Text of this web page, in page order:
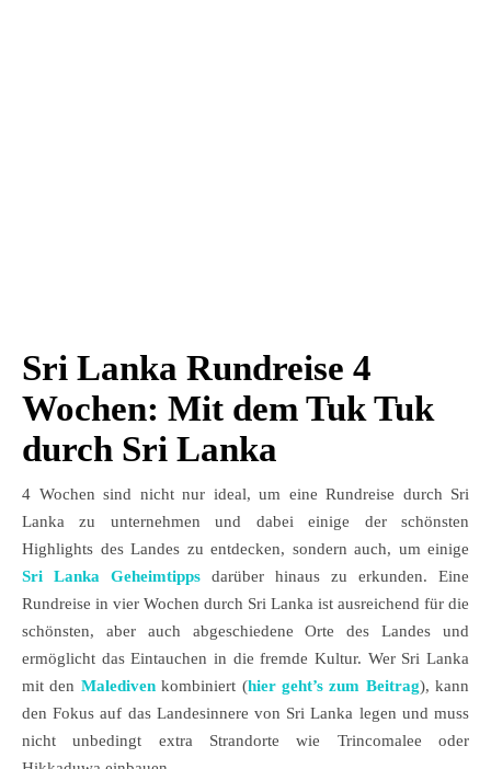
Sri Lanka Rundreise 4
Wochen: Mit dem Tuk Tuk
durch Sri Lanka
4 Wochen sind nicht nur ideal, um eine Rundreise durch Sri
Lanka zu unternehmen und dabei einige der schönsten
Highlights des Landes zu entdecken, sondern auch, um einige
Sri Lanka Geheimtipps darüber hinaus zu erkunden. Eine
Rundreise in vier Wochen durch Sri Lanka ist ausreichend für die
schönsten, aber auch abgeschiedene Orte des Landes und
ermöglicht das Eintauchen in die fremde Kultur. Wer Sri Lanka
mit den Maledivenkombiniert (hier geht’s zum Beitrag), kann
den Fokus auf das Landesinnere von Sri Lanka legen und muss
nicht unbedingt extra Strandorte wie Trincomalee oder